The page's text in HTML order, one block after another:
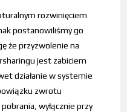
rozwinięciem
postanowiliśmy go
że przyzwolenie na
jest zabiciem
działanie w systemie
zwrotu
wyłącznie przy